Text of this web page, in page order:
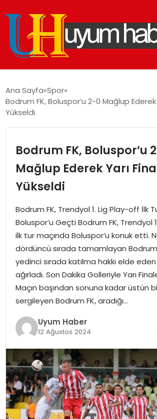
EKONOMI
SPOR
TEKNOLOJI
SAĞLIK
MAGAZIN
YAŞAM
Ana Sayfa Spor
Bodrum FK, Boluspor’u 2-0 Mağlup Ederek
Yükseldi
Bodrum FK, Boluspor’u
Mağlup Ederek Yarı
Yükseldi
Bodrum FK, Trendyol 1. Lig Play-off İlk
Boluspor’u Geçti Bodrum FK, Trendyol
ilk tur maçında Boluspor’u konuk etti.
dördüncü sırada tamamlayan
yedinci sırada katılma hakkı elde eden
ağırladı. Son Dakika Golleriyle Yarı
Maçın başından sonuna kadar üstün
sergileyen Bodrum FK, aradığı…
Uyum Haber
12 Ağustos 2024